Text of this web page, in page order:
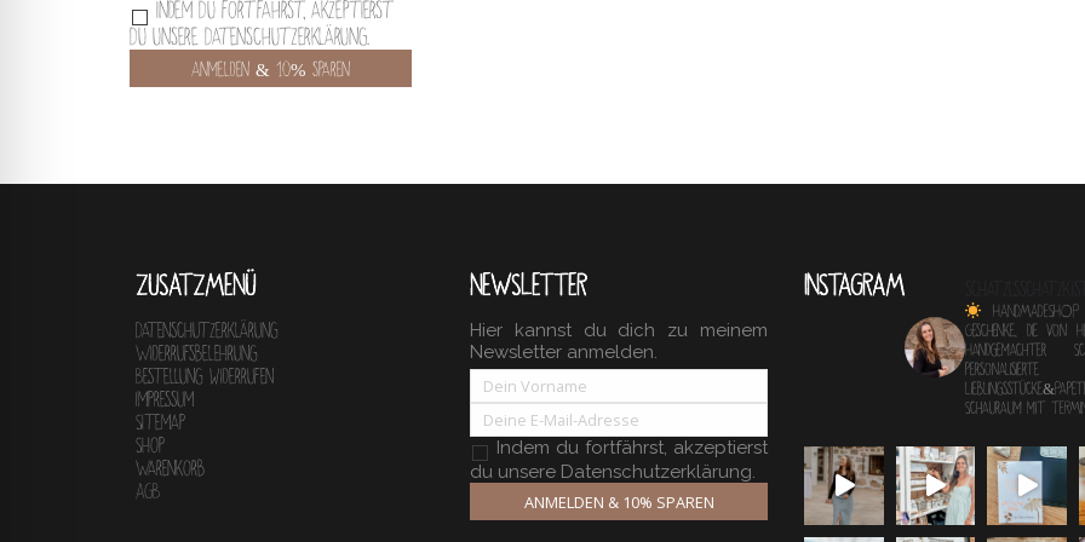
Indem Du fortfährst, akzeptierst
Du unsere Datenschutzerklärung.
ZUSATZMENÜ
Datenschutzerklärung
Widerrufsbelehrung
Bestellung widerrufen
Impressum
Sitemap
Shop
Warenkorb
AGB
NEWSLETTER
Hier kannst du dich zu meinem
Newsletter anmelden.
Indem du fortfährst, akzeptierst
du unsere Datenschutzerklärung.
ANMELDEN & 10% SPAREN
INSTAGRAM
Geschenke, die von
Handgemachter
personalisierte
Schauraum mit